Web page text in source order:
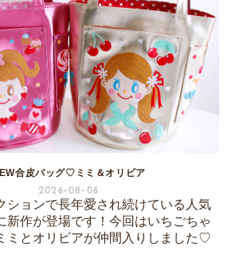
合皮バッグ♡ミミ＆オリビア
2026-08-06
ションで長年愛され続けている人気
新作が登場です！今回はいちごちゃ
ミとオリビアが仲間入りしました♡